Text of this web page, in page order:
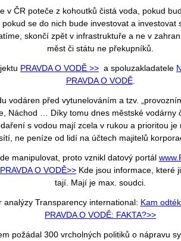
v ČR poteče z kohoutků čistá voda, pokud
se do nich bude investovat a investovat
skončí zpět v infrastruktuře a ne v
měst či státu ne překupníků.
PRAVDA O VODĚ >> a spoluzakladatele
PRAVDA O VODĚ.
vodáren před vytunelováním a tzv.
Náchod … Díky tomu dnes městské vodárny
s vodou mají zcela v rukou a prioritou je
ne peníze od lidí na účtech majitelů
manipulovat, proto vznikl datový portál
O VODĚ>> Kde jsou informace, které
tají. Mají je max. soudci.
analýzy Transparency international: Kam
PRAVDA O VODĚ: FAKTA?>>
požádal 300 vrcholných politiků o nápravu